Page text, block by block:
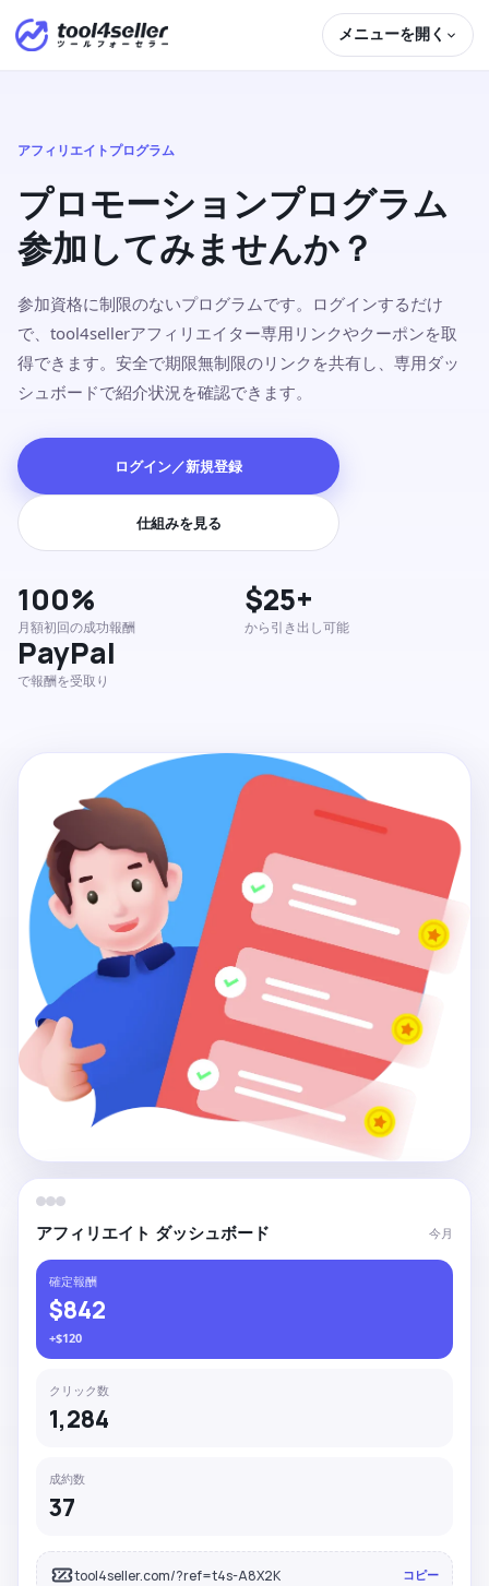
メニューを開く
アフィリエイトプログラム
プロモーションプログラム
参加してみませんか？
参加資格に制限のないプログラムです。ログインするだけ
で、tool4sellerアフィリエイター専用リンクやクーポンを取
得できます。安全で期限無制限のリンクを共有し、専用ダッ
シュボードで紹介状況を確認できます。
ログイン／新規登録
仕組みを見る
100%
月額初回の成功報酬
$25+
から引き出し可能
PayPal
で報酬を受取り
アフィリエイト ダッシュボード 今月
確定報酬
$842
+$120
クリック数
1,284
成約数
37
tool4seller.com/?ref=t4s-A8X2K コピー